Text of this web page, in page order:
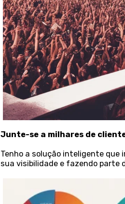
Junte-se a milhares de
Tenho a solução inteligente
sua visibilidade e fazendo parte